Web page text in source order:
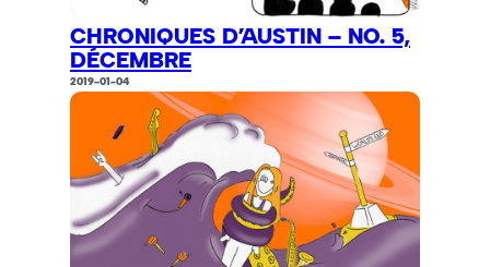
CHRONIQUES D’AUSTIN – NO. 5,
DÉCEMBRE
2019-01-04